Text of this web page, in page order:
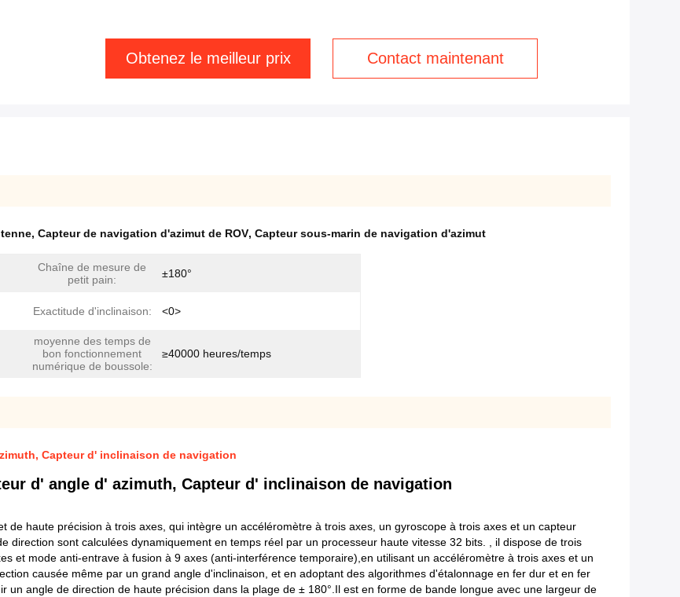
Obtenez le meilleur prix Contact maintenant
, Capteur de navigation d'azimut de ROV, Capteur sous-marin de navigation d'azimut
Chaîne de mesure de
petit pain:
±180°
Exactitude d'inclinaison: <0>
moyenne des temps de
bon fonctionnement
numérique de boussole:
≥40000 heures/temps
Capteur d' inclinaison de navigation
d' angle d' azimuth, Capteur d' inclinaison de navigation
de haute précision à trois axes, qui intègre un accéléromètre à trois axes, un gyroscope à trois axes et un capteur
direction sont calculées dynamiquement en temps réel par un processeur haute vitesse 32 bits. , il dispose de trois
et mode anti-entrave à fusion à 9 axes (anti-interférence temporaire),en utilisant un accéléromètre à trois axes et un
causée même par un grand angle d'inclinaison, et en adoptant des algorithmes d'étalonnage en fer dur et en fer
un angle de direction de haute précision dans la plage de ± 180°.Il est en forme de bande longue avec une largeur de